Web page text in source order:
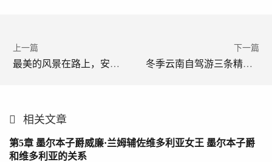
上一篇
最美的风景在路上，安徽霍山自驾游，沿途打卡记 自驾游推荐的地方
下一篇
冬季云南自驾游三条精致路线推荐 云南旅游攻略自驾游路线推荐
相关文章
第5章 墨尔本子爵威廉·兰姆辅佐维多利亚女王 墨尔本子爵
和维多利亚的关系